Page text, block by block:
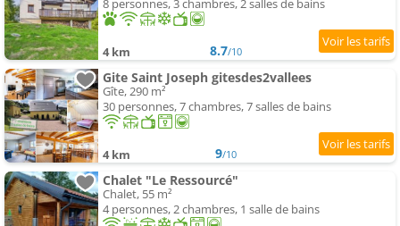
8 personnes, 3 chambres, 2 salles de bains
4 km 8.7/10
Gite Saint Joseph gitesdes2vallees
Gîte, 290 m²
30 personnes, 7 chambres, 7 salles de bains
4 km 9/10
Chalet "Le Ressourcé"
Chalet, 55 m²
4 personnes, 2 chambres, 1 salle de bains